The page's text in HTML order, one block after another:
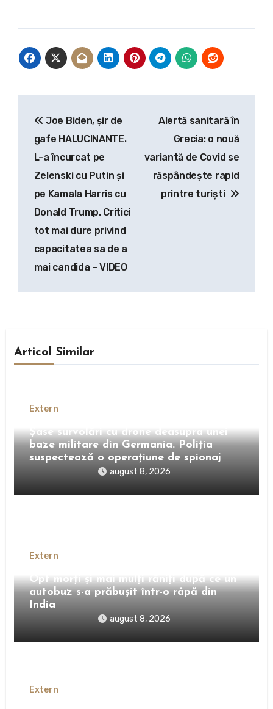
articole
Joe Biden, șir de
gafe HALUCINANTE.
L-a încurcat pe
Zelenski cu Putin și
pe Kamala Harris cu
Donald Trump. Critici
tot mai dure privind
capacitatea sa de a
mai candida – VIDEO
Alertă sanitară în
Grecia: o nouă
variantă de Covid se
răspândește rapid
printre turiști
Articol Similar
Extern
Șase survolări cu drone deasupra unei
baze militare din Germania. Poliția
suspectează o operațiune de spionaj
august 8, 2026
Extern
Opt morți și mai mulți răniți după ce un
autobuz s-a prăbușit într-o râpă din
India
august 8, 2026
Extern